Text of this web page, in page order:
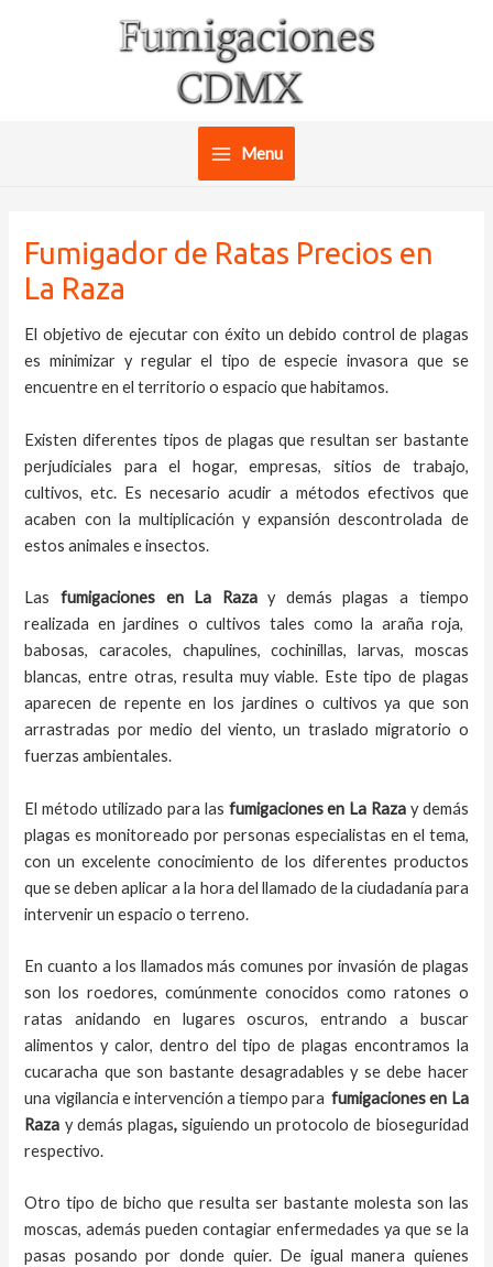
Main
Menu
Fumigador de Ratas Precios en
La Raza
El objetivo de ejecutar con éxito un debido control de plagas
es minimizar y regular el tipo de especie invasora que se
encuentre en el territorio o espacio que habitamos.
Existen diferentes tipos de plagas que resultan ser bastante
perjudiciales para el hogar, empresas, sitios de trabajo,
cultivos, etc. Es necesario acudir a métodos efectivos que
acaben con la multiplicación y expansión descontrolada de
estos animales e insectos.
Las fumigaciones en La Razay demás plagas a tiempo
realizada en jardines o cultivos tales como la araña roja,
babosas, caracoles, chapulines, cochinillas, larvas, moscas
blancas, entre otras, resulta muy viable. Este tipo de plagas
aparecen de repente en los jardines o cultivos ya que son
arrastradas por medio del viento, un traslado migratorio o
fuerzas ambientales.
El método utilizado para las fumigaciones en La Razay demás
plagas es monitoreado por personas especialistas en el tema,
con un excelente conocimiento de los diferentes productos
que se deben aplicar a la hora del llamado de la ciudadanía para
intervenir un espacio o terreno.
En cuanto a los llamados más comunes por invasión de plagas
son los roedores, comúnmente conocidos como ratones o
ratas anidando en lugares oscuros, entrando a buscar
alimentos y calor, dentro del tipo de plagas encontramos la
cucaracha que son bastante desagradables y se debe hacer
una vigilancia e intervención a tiempo parafumigaciones en La
Raza y demás plagas,siguiendo un protocolo de bioseguridad
respectivo.
Otro tipo de bicho que resulta ser bastante molesta son las
moscas, además pueden contagiar enfermedades ya que se la
pasas posando por donde quier. De igual manera quienes